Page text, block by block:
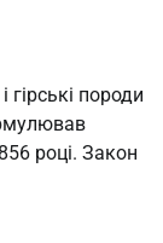
гірські породи
році. Закон